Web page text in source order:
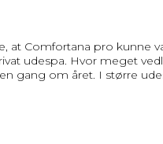
at Comfortana pro kunne
udespa. Hvor meget
gang om året. I større